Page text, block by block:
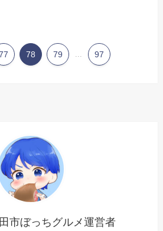
78 79 97
市ぼっちグルメ運営者